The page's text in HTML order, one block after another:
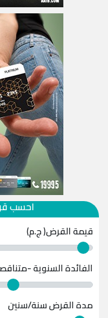
احسب
قيمة القرض( ج.م)
الفائدة السنوية -
مدة القرضسنة/سنين